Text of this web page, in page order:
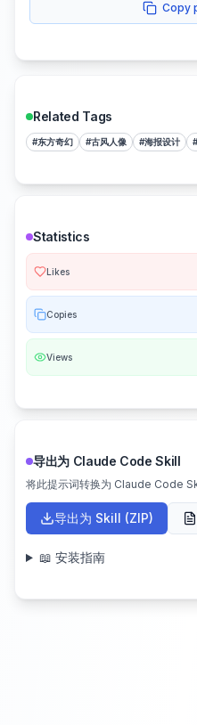
Copy
Related Tags
#东方奇幻 #古风人像 #海报设计 #
Statistics
Likes
Copies
Views
导出为 Claude Code Skill
将此提示词转换为 Claude Code
导出为 Skill (ZIP)
📖 安装指南